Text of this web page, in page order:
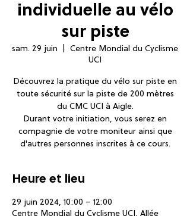
individuelle au vélo
sur piste
sam. 29 juin
Centre Mondial du Cyclisme
UCI
Découvrez la pratique du vélo sur piste en
toute sécurité sur la piste de 200 mètres
du CMC UCI à Aigle.
Durant votre initiation, vous serez en
compagnie de votre moniteur ainsi que
d'autres personnes inscrites à ce cours.
Heure et lieu
29 juin 2024, 10:00 – 12:00
Centre Mondial du Cyclisme UCI, Allée